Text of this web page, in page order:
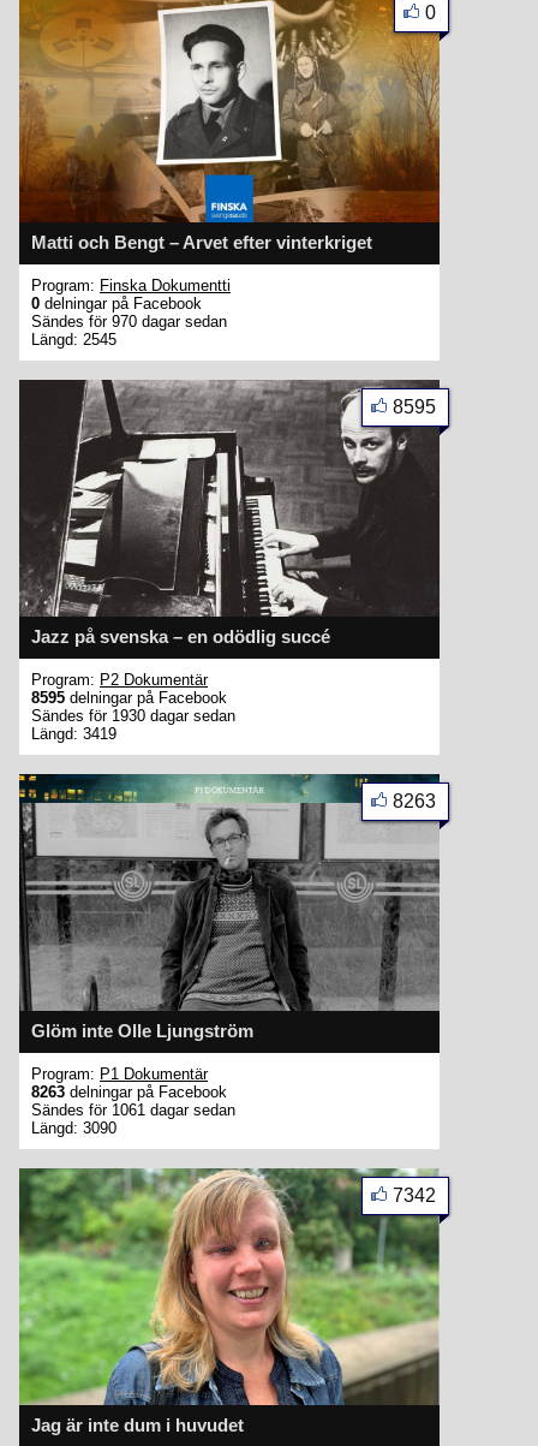
Matti och Bengt – Arvet efter vinterkriget
0
Program: Finska Dokumentti
0 delningar på Facebook
Sändes för 970 dagar sedan
Längd: 2545
Jazz på svenska – en odödlig succé
8595
Program: P2 Dokumentär
8595 delningar på Facebook
Sändes för 1930 dagar sedan
Längd: 3419
Glöm inte Olle Ljungström
8263
Program: P1 Dokumentär
8263 delningar på Facebook
Sändes för 1061 dagar sedan
Längd: 3090
Jag är inte dum i huvudet
7342